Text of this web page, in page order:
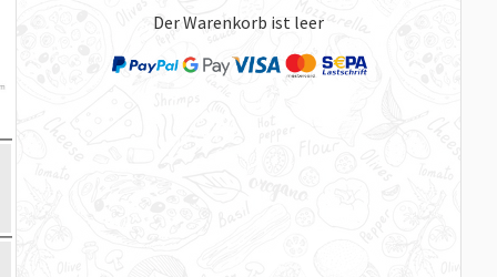
Der Warenkorb ist leer